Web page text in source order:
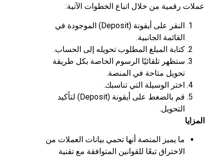
عملات رقمية من خلال اتباع الخطوات الآتية:
النقر على أيقونة (Deposit) الموجودة في
القائمة الجانبية.
كتابة المبلغ المطلوب تحويله إلى الحساب.
ستظهر تلقائيًا الرسوم الخاصة بكل طريقة
تحويل متاحة في المنصة.
اختر الوسيلة التي تناسبك.
قم بالضغط على أيقونة (Deposit) لتأكيد
التحويل.
المزايا
ما يميز المنصة أنها تحمي بيانات العملات من
الاختراق تبعًا للقوانين المتوافقة مع تقنية